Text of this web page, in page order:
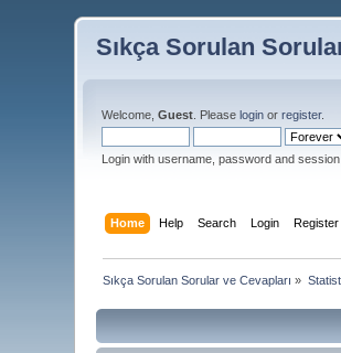
Sıkça Sorulan
Welcome,Guest . Pleaselogin orregister.
Login with username, password and
Home Help Search Login Register
Sıkça Sorulan Sorular ve Cevapları »